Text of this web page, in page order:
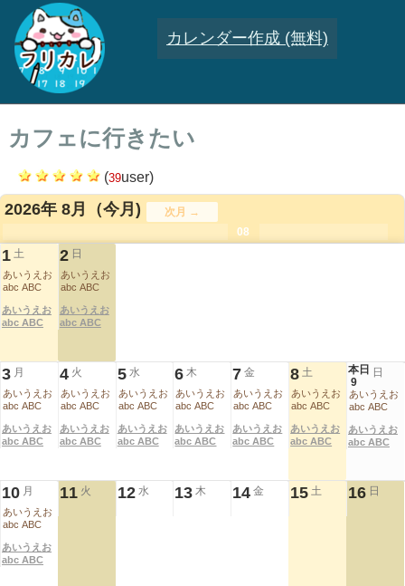
カレンダー作成 (無料)
カフェに行きたい
(39user)
2026年 8月 （今月)
次月 →
08
1 土
あいうえお
abc ABC
あいうえお
abc ABC
2 日
あいうえお
abc ABC
あいうえお
abc ABC
3 月
あいうえお
abc ABC
あいうえお
abc ABC
4 火
あいうえお
abc ABC
あいうえお
abc ABC
5 水
あいうえお
abc ABC
あいうえお
abc ABC
6 木
あいうえお
abc ABC
あいうえお
abc ABC
7 金
あいうえお
abc ABC
あいうえお
abc ABC
8 土
あいうえお
abc ABC
あいうえお
abc ABC
本日
9
日
あいうえお
abc ABC
あいうえお
abc ABC
10 月
あいうえお
abc ABC
あいうえお
abc ABC
11 火 12 水 13 木 14 金 15 土 16 日